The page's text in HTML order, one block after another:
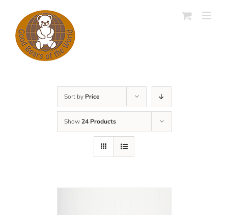
content
Sort by Price
Show24 Products